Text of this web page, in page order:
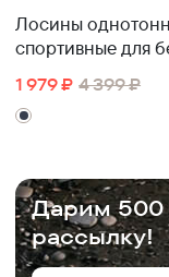
Лосины
спортивные для
1 979 ₽ 4 399 ₽
Дарим 500
рассылку!